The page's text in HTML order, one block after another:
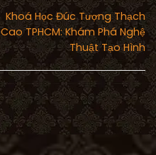
Khoá Học Đúc Tượng Thạch
Cao TPHCM: Khám Phá Nghệ
Thuật Tạo Hình